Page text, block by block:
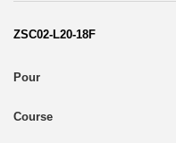
ZSC02-L20-18F